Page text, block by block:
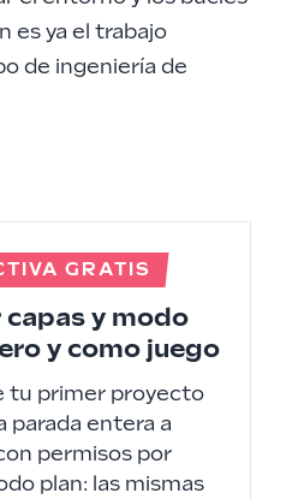
es ya el trabajo
de ingeniería de
GRATIS
y modo
y como juego
tu primer proyecto
parada entera a
permisos por
plan: las mismas